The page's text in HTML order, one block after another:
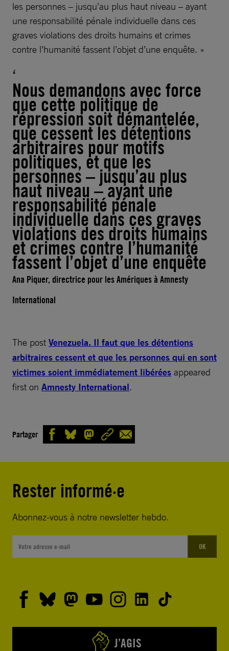
les personnes – jusqu’au plus haut niveau – ayant
une responsabilité pénale individuelle dans ces
graves violations des droits humains et crimes
contre l’humanité fassent l’objet d’une enquête. »
Nous demandons avec force
que cette politique de
répression soit démantelée,
que cessent les détentions
arbitraires pour motifs
politiques, et que les
personnes – jusqu’au plus
haut niveau – ayant une
responsabilité pénale
individuelle dans ces graves
violations des droits humains
et crimes contre l’humanité
fassent l’objet d’une enquête
Ana Piquer, directrice pour les Amériques à Amnesty
International
The post Venezuela. Il faut que les détentions
arbitraires cessent et que les personnes qui en sont
victimes soient immédiatement libérées appeared
first on Amnesty International.
Partager
Rester informé·e
Abonnez-vous à notre newsletter hebdo.
OK
J’AGIS